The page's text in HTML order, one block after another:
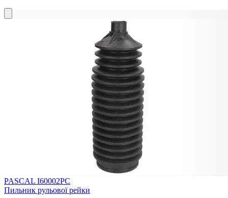
PASCAL I60002PC
Пильник рульової рейки